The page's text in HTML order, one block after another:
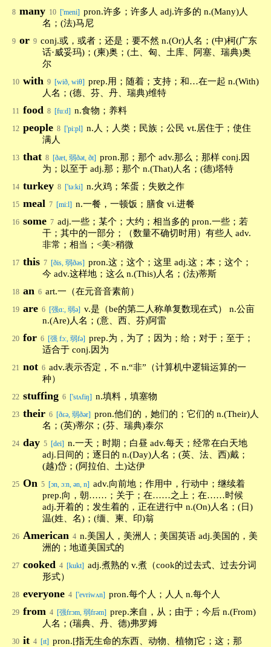
8 many 10 ['meni] pron.许多；许多人 adj.许多的 n.(Many)人
名；(法)马尼
9 or 9 conj.或，或者；还是；要不然 n.(Or)人名；(中)柯(广东
话·威妥玛)；(柬)奥；(土、匈、土库、阿塞、瑞典)奥
尔
10 with 9 [wið, wiθ] prep.用；随着；支持；和…在一起 n.(With)
人名；(德、芬、丹、瑞典)维特
11 food 8 [fu:d] n.食物；养料
12 people 8 ['pi:pl] n.人；人类；民族；公民 vt.居住于；使住
满人
13 that 8 [ðæt, 弱ðət, ðt] pron.那；那个 adv.那么；那样 conj.因
为；以至于 adj.那；那个 n.(That)人名；(德)塔特
14 turkey 8 ['tə:ki] n.火鸡；笨蛋；失败之作
15 meal 7 [mi:l] n.一餐，一顿饭；膳食 vi.进餐
16 some 7 adj.一些；某个；大约；相当多的 pron.一些；若
干；其中的一部分；（数量不确切时用）有些人 adv.
非常；相当；<美>稍微
17 this 7 [ðis, 弱ðəs] pron.这；这个；这里 adj.这；本；这个；
今 adv.这样地；这么 n.(This)人名；(法)蒂斯
18 an 6 art.一（在元音音素前）
19 are 6 [强ɑ:, 弱ə] v.是（be的第二人称单复数现在式） n.公亩
n.(Are)人名；(意、西、芬)阿雷
20 for 6 [强 fɔ:, 弱fə] prep.为，为了；因为；给；对于；至于；
适合于 conj.因为
21 not 6 adv.表示否定，不 n.“非”（计算机中逻辑运算的一
种）
22 stuffing 6 ['stʌfiŋ] n.填料，填塞物
23 their 6 [ðεə, 弱ðər] pron.他们的，她们的；它们的 n.(Their)人
名；(英)蒂尔；(芬、瑞典)泰尔
24 day 5 [dei] n.一天；时期；白昼 adv.每天；经常在白天地
adj.日间的；逐日的 n.(Day)人名；(英、法、西)戴；
(越)岱；(阿拉伯、土)达伊
25 On 5 [ɔn, ɔ:n, ən, n] adv.向前地；作用中，行动中；继续着
prep.向，朝……；关于；在……之上；在……时候
adj.开着的；发生着的，正在进行中 n.(On)人名；(日)
温(姓、名)；(缅、柬、印)翁
26 American 4 n.美国人，美洲人；美国英语 adj.美国的，美
洲的；地道美国式的
27 cooked 4 [kukt] adj.煮熟的 v.煮（cook的过去式、过去分词
形式）
28 everyone 4 ['evriwʌn] pron.每个人；人人 n.每个人
29 from 4 [强frɔm, 弱frəm] prep.来自，从；由于；今后 n.(From)
人名；(瑞典、丹、德)弗罗姆
30 it 4 [ɪt] pron.[指无生命的东西、动物、植物]它；这；那